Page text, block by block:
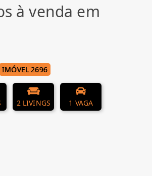
à venda em
IMÓVEL 2696
2 LIVINGS 1 VAGA